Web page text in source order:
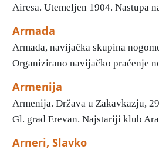
Airesa. Utemeljen 1904. Nastupa
Armada
Armada, navijačka skupina
Organizirano navijačko praćenje
Armenija
Armenija. Država u Zakavkazju,
Gl. grad Erevan. Najstariji klub
Arneri, Slavko